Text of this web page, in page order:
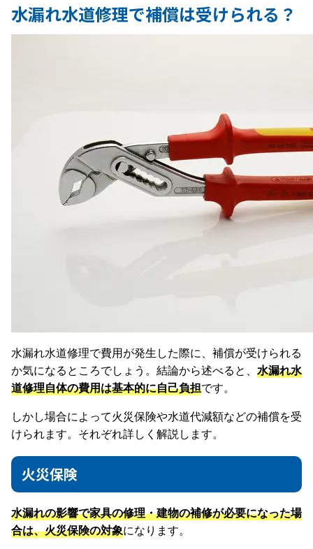
水漏れ水道修理で補償は受けられる？
水漏れ水道修理で費用が発生した際に、補償が受けられる
か気になるところでしょう。結論から述べると、 水漏れ水
道修理自体の費用は基本的に自己負担です。
しかし場合によって火災保険や水道代減額などの補償を受
けられます。それぞれ詳しく解説します。
火災保険
水漏れの影響で家具の修理・建物の補修が必要になった場
合は、火災保険の対象になります。